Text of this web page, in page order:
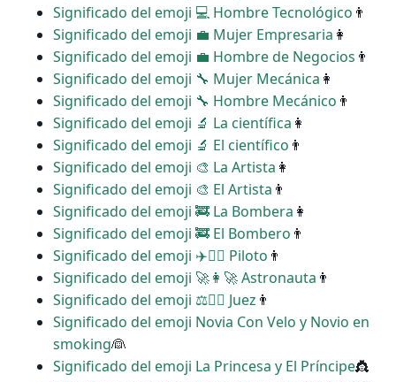
Significado del emoji ‍💻 Hombre Tecnológico 👨
Significado del emoji ‍💼 Mujer Empresaria 👩
Significado del emoji ‍💼 Hombre de Negocios 👨
Significado del emoji ‍🔧 Mujer Mecánica 👩
Significado del emoji ‍🔧 Hombre Mecánico 👨
Significado del emoji ‍🔬 La científica 👩
Significado del emoji ‍🔬 El científico 👨
Significado del emoji ‍🎨 La Artista 👩
Significado del emoji ‍🎨 El Artista 👨
Significado del emoji ‍🚒 La Bombera 👩
Significado del emoji ‍🚒 El Bombero 👨
Significado del emoji ‍✈️👩‍✈️ Piloto 👨
Significado del emoji ‍🚀👩‍🚀 Astronauta 👨
Significado del emoji ‍⚖️👩‍⚖️ Juez 👨
Significado del emoji Novia Con Velo y Novio en
smoking👰
Significado del emoji La Princesa y El Príncipe👸